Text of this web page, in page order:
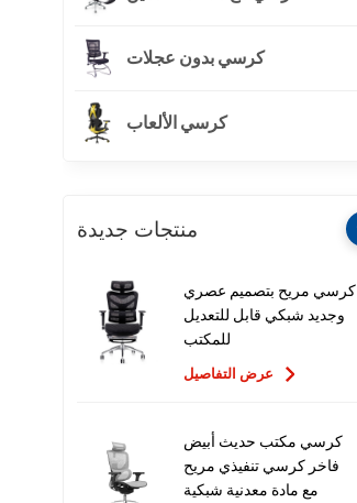
كرسي بدون عجلات
كرسي الألعاب
منتجات جديدة
كرسي مريح بتصميم عصري
وجديد شبكي قابل للتعديل
للمكتب
كرسي مكتب حديث أبيض
فاخر كرسي تنفيذي مريح
مع مادة معدنية شبكية